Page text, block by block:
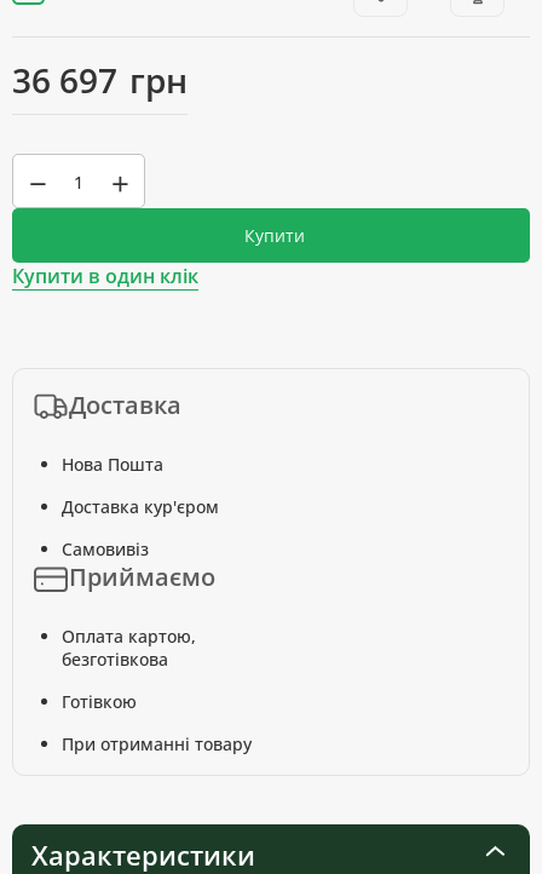
36 697 грн
− +
Купити
Купити в один клік
Доставка
Нова Пошта
Доставка кур'єром
Самовивіз
Приймаємо
Оплата картою,
безготівкова
Готівкою
При отриманні товару
Характеристики